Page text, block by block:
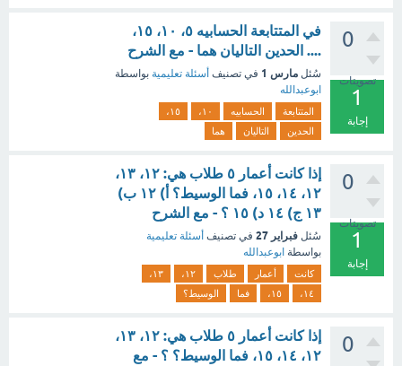
0
تصويتات
1
إجابة
في المتتابعة الحسابيه ٥، ١٠، ١٥،
.... الحدين التاليان هما - مع الشرح
سُئل مارس 1 في تصنيف أسئلة تعليمية بواسطة
ابوعبدالله
المتتابعة الحسابيه ١٠،
١٥،
الحدين
التاليان هما
0
تصويتات
1
إجابة
إذا كانت أعمار ٥ طلاب هي: ١٢، ١٣،
١٢، ١٤، ١٥، فما الوسيط؟ أ) ١٢ ب)
١٣ ج) ١٤ د) ١٥ ؟ - مع الشرح
سُئل فبراير 27 في تصنيف أسئلة تعليمية
بواسطة ابوعبدالله
كانت أعمار طلاب ١٢،
١٣،
١٤،
١٥، فما الوسيط؟
0
إذا كانت أعمار ٥ طلاب هي: ١٢، ١٣،
١٢، ١٤، ١٥، فما الوسيط؟ ؟ - مع